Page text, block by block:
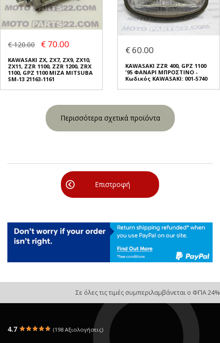
€ 120.00 € 70.00
KAWASAKI ZX, ZX7, ZX9, ZX10,
ZX11, ZZR 1100, ZZR 1200, ZRX
1100, GPZ 1100 ΜΙΖΑ MITSUBA
SM-13 21163-1161
€ 60.00
KAWASAKI ZZR 400, GPZ 1100
'95 ΦΑΝΑΡΙ ΜΠΡΟΣΤΙΝΟ -
Κωδικός KAWASAKI: 001-5740
Περισσότερα σχετικά προϊόντα
Επιστροφή
Σε όλες τις τιμές συμπεριλαμβάνεται ο ΦΠΑ 24%
4.7 (198 Αξιολογήσεις)